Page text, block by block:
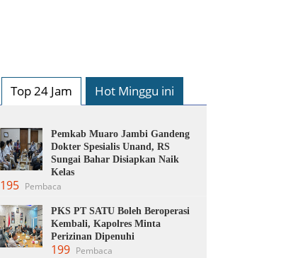
Top 24 Jam Hot Minggu ini
Pemkab Muaro Jambi Gandeng
Dokter Spesialis Unand, RS
Sungai Bahar Disiapkan Naik
Kelas
195 Pembaca
PKS PT SATU Boleh Beroperasi
Kembali, Kapolres Minta
Perizinan Dipenuhi
199 Pembaca